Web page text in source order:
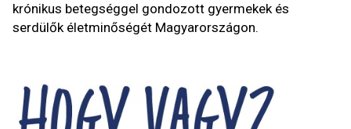
krónikus betegséggel gondozott gyermekek és
serdülők életminőségét Magyarországon.